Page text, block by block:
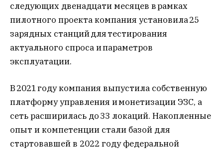
следующих двенадцати месяцев в рамках
пилотного проекта компания установила 25
зарядных станций для тестирования
актуального спроса и параметров
эксплуатации.
В 2021 году компания выпустила собственную
платформу управления и монетизации ЭЗС, а
сеть расширилась до 33 локаций. Накопленные
опыт и компетенции стали базой для
стартовавшей в 2022 году федеральной